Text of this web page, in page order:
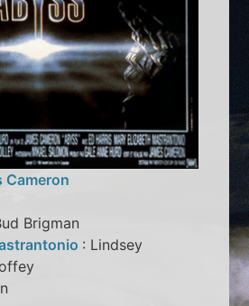
Cameron
Brigman
: Lindsey